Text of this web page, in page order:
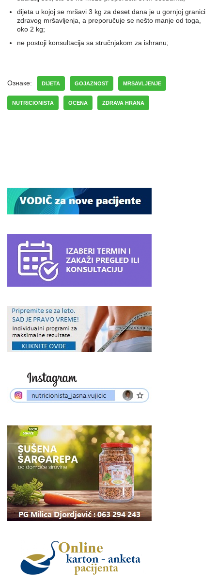
dijeta u kojoj se mršavi 3 kg za deset dana je u gornjoj granici
zdravog mršavljenja, a preporučuje se nešto manje od toga,
oko 2 kg;
ne postoji konsultacija sa stručnjakom za ishranu;
Ознаке: DIJETA GOJAZNOST MRSAVLJENJE
NUTRICIONISTA OCENA ZDRAVA HRANA